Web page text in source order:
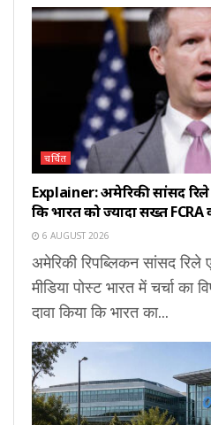
चर्चित
Explainer: अमेरिकी सांसद रिले
कि भारत को ज्यादा सख्त
6 AUGUST 2026
अमेरिकी रिपब्लिकन सांसद
मीडिया पोस्ट भारत में चर्चा का
दावा किया कि भारत का...